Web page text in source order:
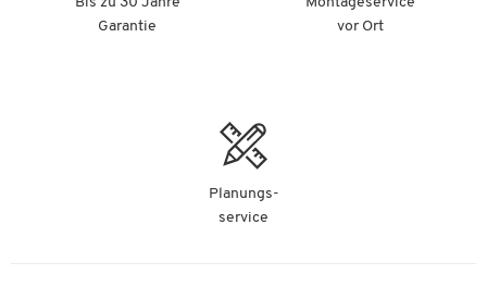
Garantie
vor Ort
Planungs-
service